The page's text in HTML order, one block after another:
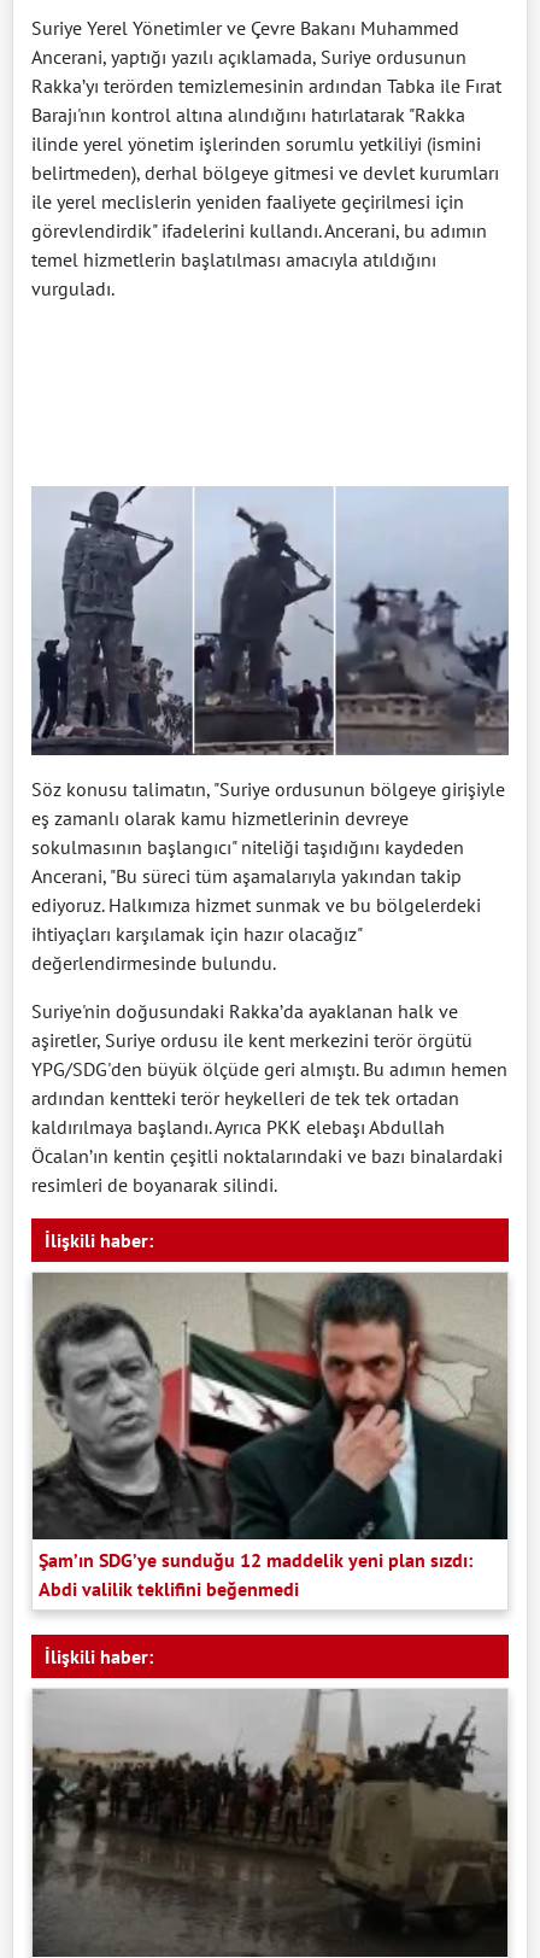
Suriye Yerel Yönetimler ve Çevre Bakanı Muhammed
Ancerani, yaptığı yazılı açıklamada, Suriye ordusunun
Rakka’yı terörden temizlemesinin ardından Tabka ile Fırat
Barajı'nın kontrol altına alındığını hatırlatarak "Rakka
ilinde yerel yönetim işlerinden sorumlu yetkiliyi (ismini
belirtmeden), derhal bölgeye gitmesi ve devlet kurumları
ile yerel meclislerin yeniden faaliyete geçirilmesi için
görevlendirdik" ifadelerini kullandı. Ancerani, bu adımın
temel hizmetlerin başlatılması amacıyla atıldığını
vurguladı.
Söz konusu talimatın, "Suriye ordusunun bölgeye girişiyle
eş zamanlı olarak kamu hizmetlerinin devreye
sokulmasının başlangıcı" niteliği taşıdığını kaydeden
Ancerani, "Bu süreci tüm aşamalarıyla yakından takip
ediyoruz. Halkımıza hizmet sunmak ve bu bölgelerdeki
ihtiyaçları karşılamak için hazır olacağız"
değerlendirmesinde bulundu.
Suriye'nin doğusundaki Rakka’da ayaklanan halk ve
aşiretler, Suriye ordusu ile kent merkezini terör örgütü
YPG/SDG'den büyük ölçüde geri almıştı. Bu adımın hemen
ardından kentteki terör heykelleri de tek tek ortadan
kaldırılmaya başlandı. Ayrıca PKK elebaşı Abdullah
Öcalan’ın kentin çeşitli noktalarındaki ve bazı binalardaki
resimleri de boyanarak silindi.
İlişkili haber:
Şam’ın SDG’ye sunduğu 12 maddelik yeni plan sızdı:
Abdi valilik teklifini beğenmedi
İlişkili haber: